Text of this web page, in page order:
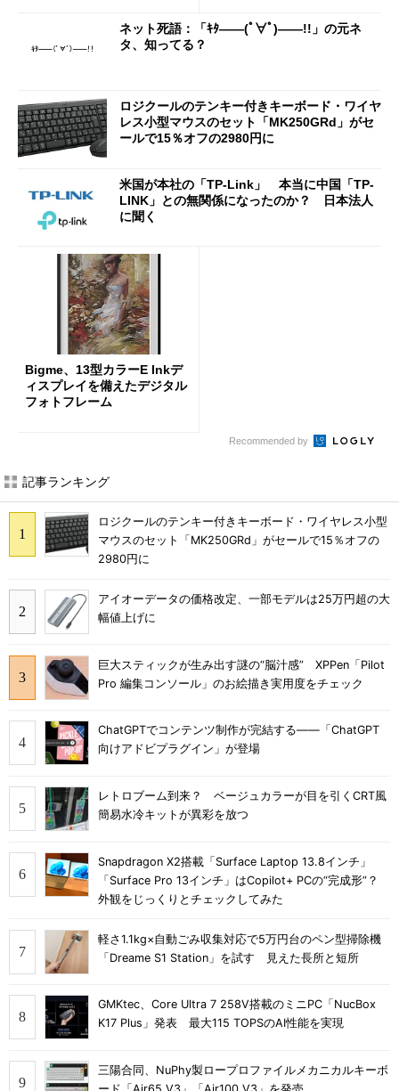
ネット死語：「ｷﾀ――(ﾟ∀ﾟ)――!!」の元ネ
タ、知ってる？
ロジクールのテンキー付きキーボード・ワイヤ
レス小型マウスのセット「MK250GRd」がセ
ールで15％オフの2980円に
米国が本社の「TP-Link」 本当に中国「TP-
LINK」との無関係になったのか？ 日本法人
に聞く
Bigme、13型カラーE Inkデ
ィスプレイを備えたデジタル
フォトフレーム
Recommended by
記事ランキング
ロジクールのテンキー付きキーボード・ワイヤレス小型
マウスのセット「MK250GRd」がセールで15％オフの
2980円に
アイオーデータの価格改定、一部モデルは25万円超の大
幅値上げに
巨大スティックが生み出す謎の“脳汁感” XPPen「Pilot
Pro 編集コンソール」のお絵描き実用度をチェック
ChatGPTでコンテンツ制作が完結する――「ChatGPT
向けアドビプラグイン」が登場
レトロブーム到来？ ベージュカラーが目を引くCRT風
簡易水冷キットが異彩を放つ
Snapdragon X2搭載「Surface Laptop 13.8インチ」
「Surface Pro 13インチ」はCopilot+ PCの“完成形”？
外観をじっくりとチェックしてみた
軽さ1.1kg×自動ごみ収集対応で5万円台のペン型掃除機
「Dreame S1 Station」を試す 見えた長所と短所
GMKtec、Core Ultra 7 258V搭載のミニPC「NucBox
K17 Plus」発表 最大115 TOPSのAI性能を実現
三陽合同、NuPhy製ロープロファイルメカニカルキーボ